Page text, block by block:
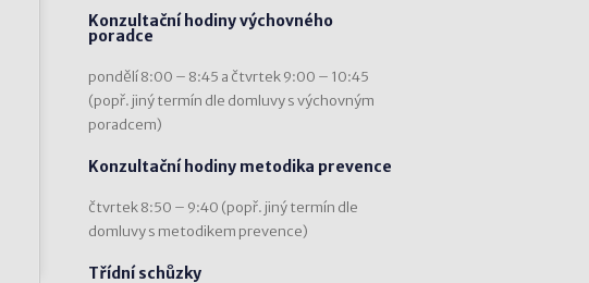
Konzultační hodiny výchovného
poradce
pondělí 8:00 – 8:45 a čtvrtek 9:00 – 10:45
(popř. jiný termín dle domluvy s výchovným
poradcem)
Konzultační hodiny metodika prevence
čtvrtek 8:50 – 9:40 (popř. jiný termín dle
domluvy s metodikem prevence)
Třídní schůzky